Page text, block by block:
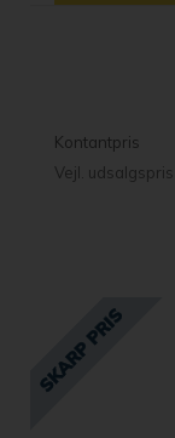
Kontantpris
Vejl. udsalgspris